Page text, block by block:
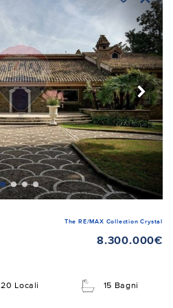
The RE/MAX Collection Crystal
8.300.000€
20 Locali 15 Bagni